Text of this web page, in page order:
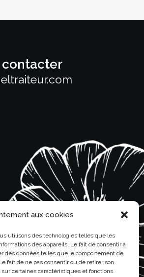
aux cookies
utilisons des technologies telles que les
des appareils. Le fait de consentir à
des données telles que le comportement de
fait de ne pas consentir ou de retirer son
certaines caractéristiques et fonctions.
contacter